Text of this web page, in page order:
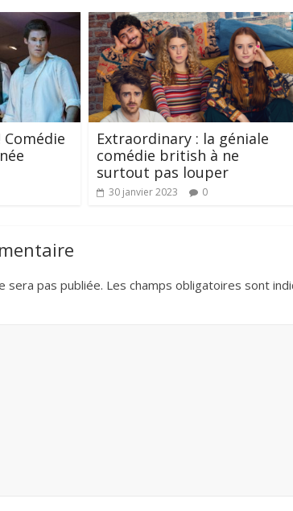
Comédie
Extraordinary : la géniale
comédie british à ne
surtout pas louper
30 janvier 2023 0
sera pas publiée. Les champs obligatoires sont